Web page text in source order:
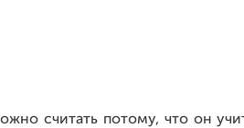
считать потому, что он